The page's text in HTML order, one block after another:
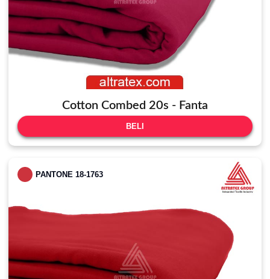
Cotton Combed 20s - Fanta
BELI
PANTONE 18-1763